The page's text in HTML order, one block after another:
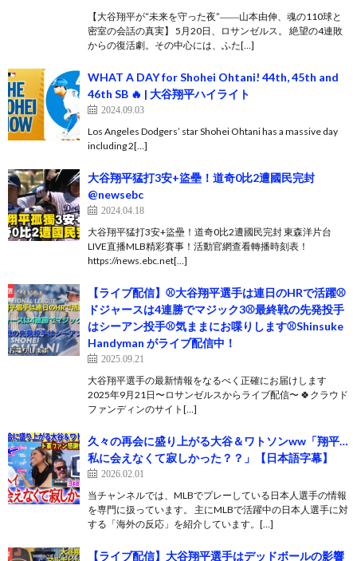
【大谷翔平が“未来を守った夜”――山本由伸、魂の110球と
密室の会話の真実】 5月20日、ロサンゼルス。 絶望の4連敗
からの復活劇。その中心には、ふた[…]
WHAT A DAY for Shohei Ohtani! 44th, 45th and
46th SB 🔥 | 大谷翔平ハイライト
2024.09.03
Los Angeles Dodgers’ star Shohei Ohtani has a massive day
including 2[…]
大谷翔平猛打3安+盜壘！道奇0比2遭國民完封
@newsebc
2024.04.18
大谷翔平猛打3安+盜壘！道奇0比2遭國民完封 東森洋片台
LIVE直播MLB精彩賽事！活動官網查看轉播時刻表！
https://news.ebc.net[…]
【ライブ配信】⚾️大谷翔平選手は連日のHRで活躍⚾️
ドジャースは4連勝でマジック3⚾️最終戦の先発投手
はシーアン投手⚾️気ままにお喋りします⚾️Shinsuke
Handyman がライブ配信中！
2025.09.21
大谷翔平選手の最新情報をなるべく正確にお届けします
2025年9月21日〜ロサンゼルスからライブ配信〜 🍀クラウド
ファンディンのサイト[…]
久々の再会に盛り上がる大谷＆ワトソンww「翔平…
私に会えなくて寂しかった？？」【日本語字幕】
2026.02.01
当チャンネルでは、MLBでプレーしている日本人選手の情報
を専門に扱っています。 主にMLBで活躍中の日本人選手に対
する「海外の反応」を紹介しています。[…]
【ライブ配信】大谷翔平選手はデッドボールの影響